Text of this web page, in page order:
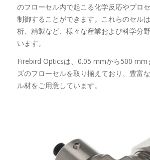
のフローセル内で起こる化学反応やプロセ
制御することができます。これらのセル
析、精製など、様々な産業および科学分
います。
Firebird Opticsは、0.05 mmから500 mm
ズのフローセルを取り揃えており、豊富
ル材をご用意しています。